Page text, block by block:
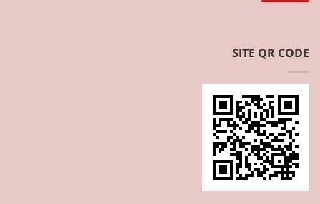
SITE QR CODE